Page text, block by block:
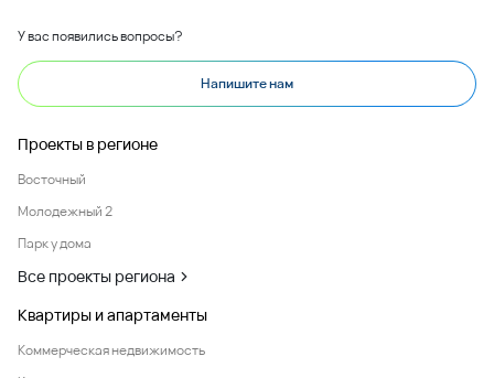
У вас появились вопросы?
Напишите нам
Проекты в регионе
Восточный
Молодежный 2
Парк у дома
Все проекты региона
Квартиры и апартаменты
Коммерческая недвижимость